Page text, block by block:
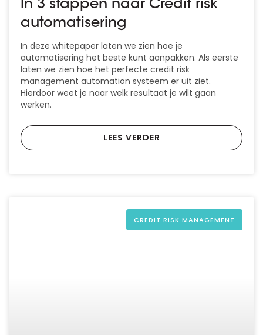
In 3 stappen naar Credit risk
automatisering
In deze whitepaper laten we zien hoe je
automatisering het beste kunt aanpakken. Als eerste
laten we zien hoe het perfecte credit risk
management automation systeem er uit ziet.
Hierdoor weet je naar welk resultaat je wilt gaan
werken.
LEES VERDER
CREDIT RISK MANAGEMENT